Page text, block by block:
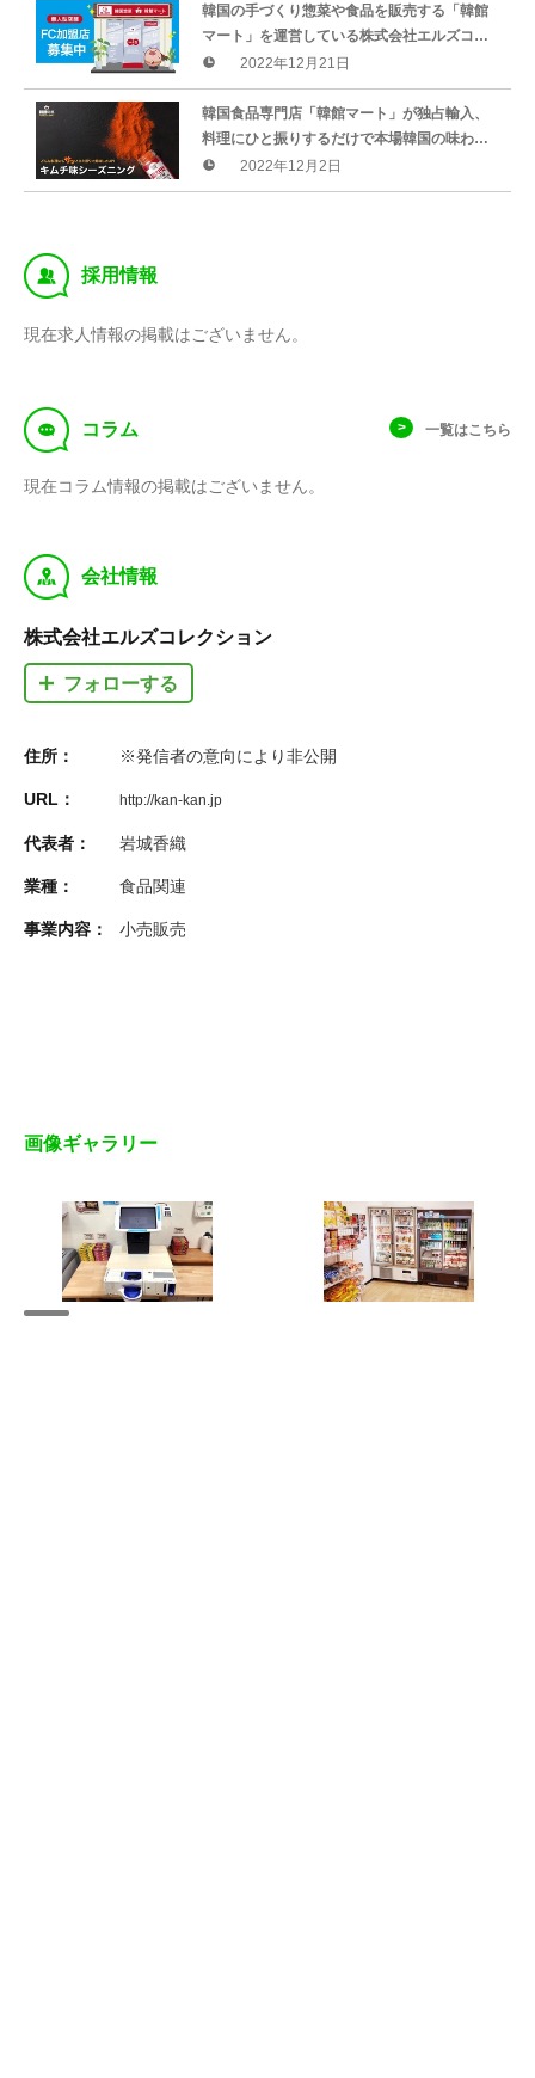
韓国の手づくり惣菜や食品を販売する「韓館
マート」を運営している株式会社エルズコレ
クションが「無人型韓国食品ストア」のフラ
ンチャイズ（FC）加盟店を募集
2022年12月21日
韓国食品専門店「韓館マート」が独占輸入、
料理にひと振りするだけで本場韓国の味わい
を楽しめるスパイス調味料を大幅値下げ！キ
ムチ味のシーズニングがお手軽価格に
2022年12月2日
‰ 採用情報
現在求人情報の掲載はございません。
f コラム 一覧はこちら
現在コラム情報の掲載はございません。
y 会社情報
株式会社エルズコレクション
フォローする
住所： ※発信者の意向により非公開
URL： http://kan-kan.jp
代表者： 岩城香織
業種： 食品関連
事業内容： 小売販売
画像ギャラリー